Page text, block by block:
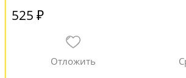
525 ₽